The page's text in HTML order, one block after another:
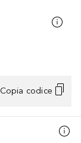
Copia codice